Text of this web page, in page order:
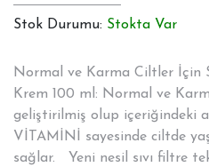
Stok Durumu: Stokta Var
Normal ve Karma Ciltler İçin
Krem 100 ml: Normal ve
geliştirilmiş olup içeriğindeki
VİTAMİNİ sayesinde ciltde
sağlar. Yeni nesil sıvı filtre